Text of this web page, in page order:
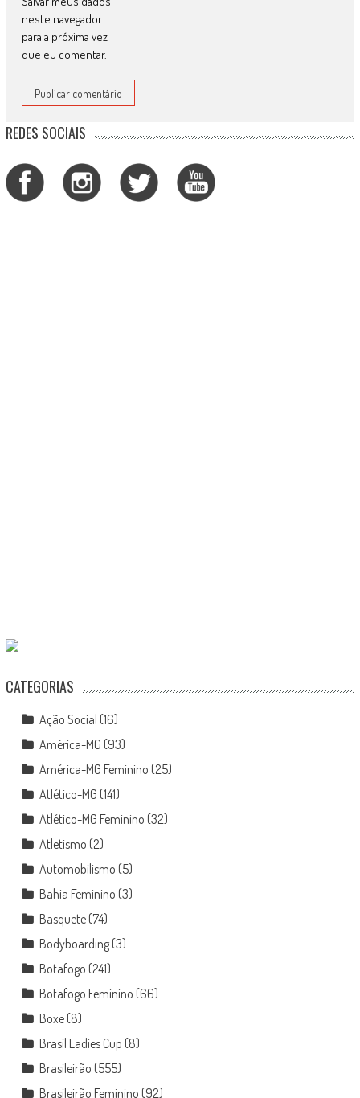
neste navegador
para a próxima vez
que eu comentar.
REDES SOCIAIS
CATEGORIAS
Ação Social (16)
América-MG (93)
América-MG Feminino (25)
Atlético-MG (141)
Atlético-MG Feminino (32)
Atletismo (2)
Automobilismo (5)
Bahia Feminino (3)
Basquete(74)
Bodyboarding(3)
Botafogo (241)
Botafogo Feminino (66)
Boxe(8)
Brasil Ladies Cup (8)
Brasileirão (555)
Brasileirão Feminino (92)